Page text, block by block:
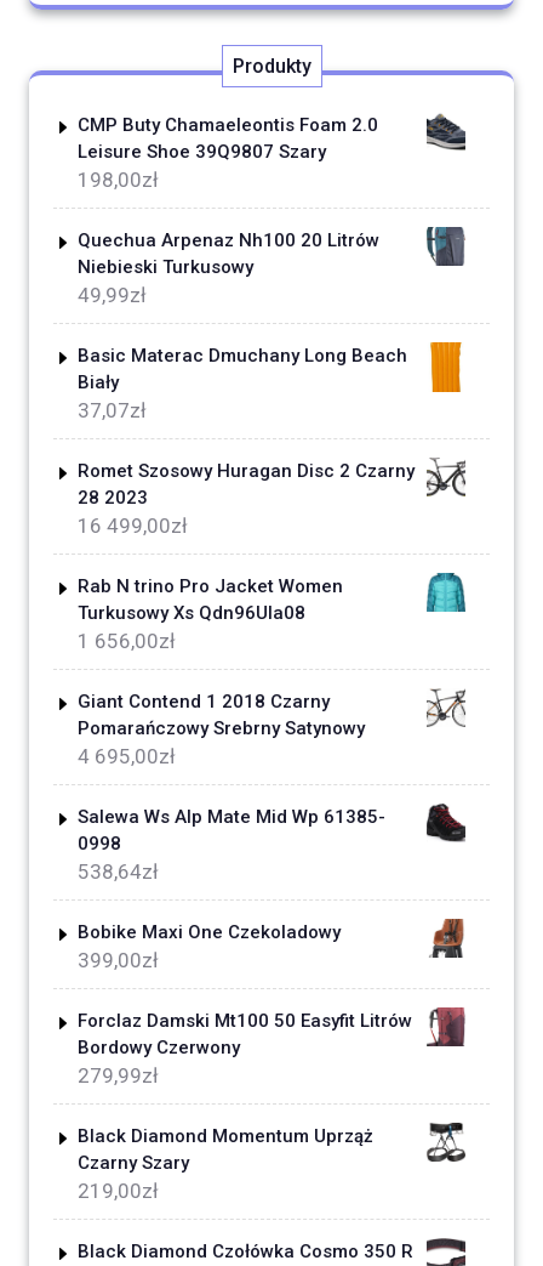
Produkty
CMP Buty Chamaeleontis Foam 2.0
Leisure Shoe 39Q9807 Szary
198,00zł
Quechua Arpenaz Nh100 20 Litrów
Niebieski Turkusowy
49,99zł
Basic Materac Dmuchany Long Beach
Biały
37,07zł
Romet Szosowy Huragan Disc 2 Czarny
28 2023
16 499,00zł
Rab N trino Pro Jacket Women
Turkusowy Xs Qdn96Ula08
1 656,00zł
Giant Contend 1 2018 Czarny
Pomarańczowy Srebrny Satynowy
4 695,00zł
Salewa Ws Alp Mate Mid Wp 61385-
0998
538,64zł
Bobike Maxi One Czekoladowy
399,00zł
Forclaz Damski Mt100 50 Easyfit Litrów
Bordowy Czerwony
279,99zł
Black Diamond Momentum Uprząż
Czarny Szary
219,00zł
Black Diamond Czołówka Cosmo 350 R